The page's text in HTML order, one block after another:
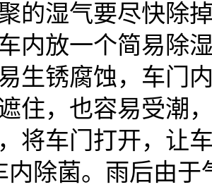
的湿气要尽快除
内放一个简易除
生锈腐蚀，车门
住，也容易受潮
将车门打开，让
内除菌。雨后由